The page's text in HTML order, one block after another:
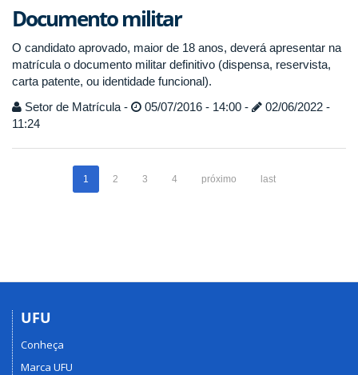
Documento militar
O candidato aprovado, maior de 18 anos, deverá apresentar na
matrícula o documento militar definitivo (dispensa, reservista,
carta patente, ou identidade funcional).
Setor de Matrícula -
05/07/2016 - 14:00 -
02/06/2022 -
11:24
1 2 3 4 próximo last
UFU
Conheça
Marca UFU